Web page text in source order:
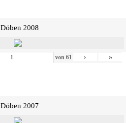
Döben 2008
von 61 › »
Döben 2007